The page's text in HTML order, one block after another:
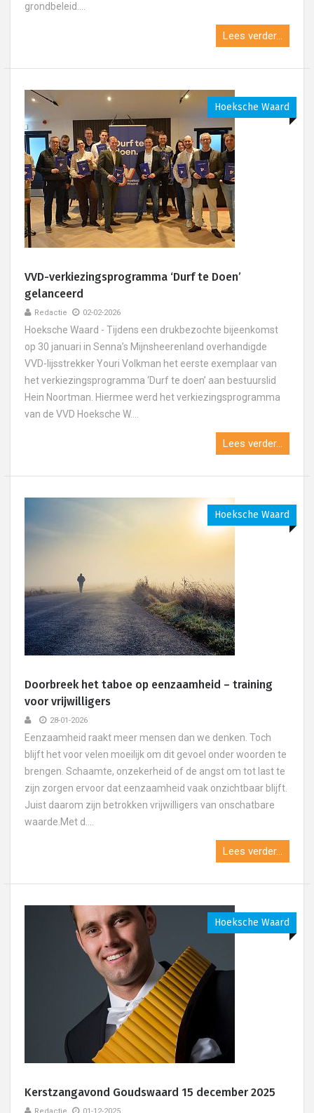
grondbeleid....
Lees verder...
Hoeksche Waard
VVD-verkiezingsprogramma ‘Durf te Doen’
gelanceerd
Redactie 02-02-2026
Hoeksche Waard - Tijdens een drukbezochte bijeenkomst
op 30 januari in Senna’s Mijnsheerenland overhandigde
VVD-lijsstrekker Youri Volkman het eerste exemplaar van
het verkiezingsprogramma ‘Durf te doen’ aan bestuurslid
Hein Noortman. Hiermee werd het verkiezingsprogramma
van de VVD Hoeksche W....
Lees verder...
Hoeksche Waard
Doorbreek het taboe op eenzaamheid – training
voor vrijwilligers
28-01-2026
Eenzaamheid raakt meer mensen dan we denken. Toch
blijft het voor velen moeilijk om dit gevoel onder woorden te
brengen. Schaamte, onzekerheid of de angst om tot last te
zijn zorgen ervoor dat eenzaamheid vaak onzichtbaar blijft.
Juist daarom zijn betrokken vrijwilligers van onschatbare
waarde.Met d....
Lees verder...
Hoeksche Waard
Kerstzangavond Goudswaard 15 december 2025